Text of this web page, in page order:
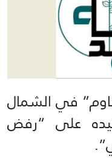
في الشمال
على “رفض